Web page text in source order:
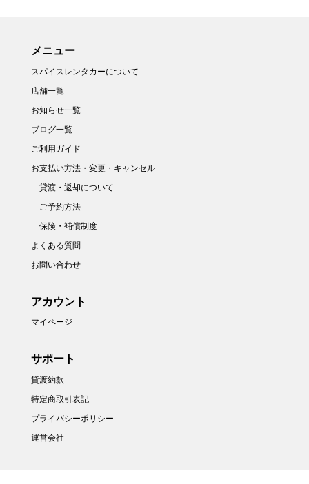
メニュー
スパイスレンタカーについて
店舗一覧
お知らせ一覧
ブログ一覧
ご利用ガイド
お支払い方法・変更・キャンセル
貸渡・返却について
ご予約方法
保険・補償制度
よくある質問
お問い合わせ
アカウント
マイページ
サポート
貸渡約款
特定商取引表記
プライバシーポリシー
運営会社